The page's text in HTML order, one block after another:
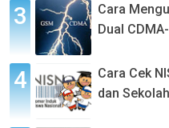
Cara
Dual
Cara Cek
dan Sekolah